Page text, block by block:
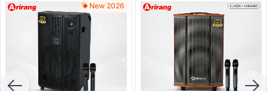
New 2026